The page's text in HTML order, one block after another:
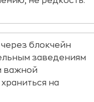
блокчейн
заведениям
важной
на